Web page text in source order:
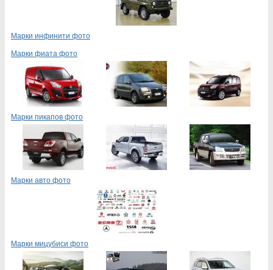
Марки инфинити фото
Марки фиата фото
Марки пикапов фото
Марки авто фото
Марки мицубиси фото